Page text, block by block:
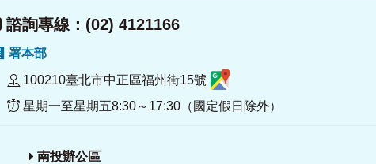
諮詢專線：(02) 4121166
署本部
100210臺北市中正區福州街15號
星期一至星期五8:30～17:30（國定假日除外）
南投辦公區